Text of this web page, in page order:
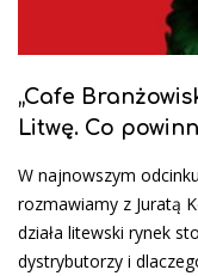
„Cafe
Litwę. Co
W najnowszym
rozmawiamy z Juratą
działa litewski rynek
dystrybutorzy i